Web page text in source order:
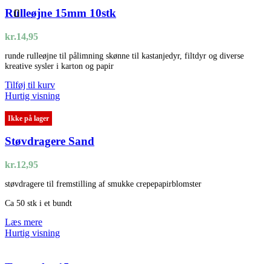
Rulleøjne 15mm 10stk
kr.14,95
runde rulleøjne til pålimning skønne til kastanjedyr, filtdyr og diverse
kreative sysler i karton og papir
Tilføj til kurv
Hurtig visning
Ikke på lager
Støvdragere Sand
kr.12,95
støvdragere til fremstilling af smukke crepepapirblomster
Ca 50 stk i et bundt
Læs mere
Hurtig visning